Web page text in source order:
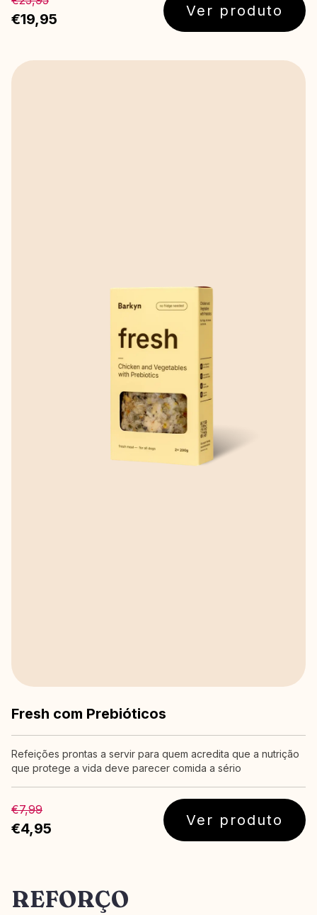
€19,95 Ver produto
Fresh com Prebióticos
Refeições prontas a servir para quem acredita que a nutrição
que protege a vida deve parecer comida a sério
€7,99
€4,95 Ver produto
REFORÇO